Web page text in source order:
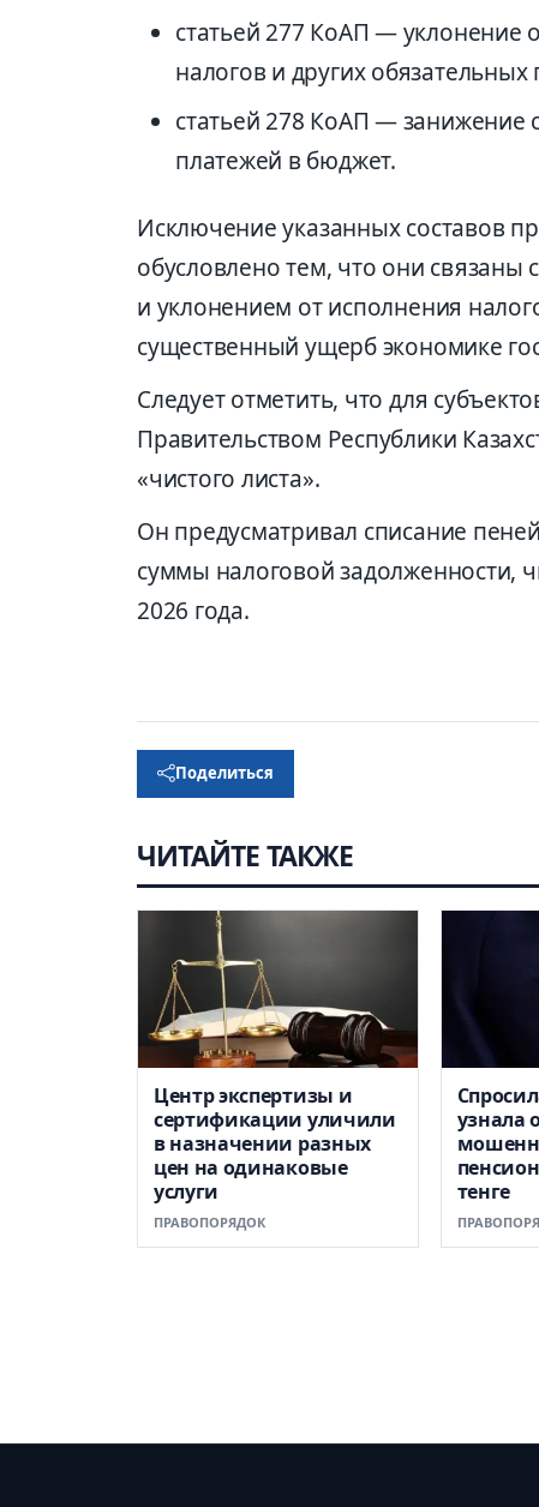
статьей 277 КоАП — уклонение
налогов и других
статьей 278 КоАП — занижение
платежей в бюджет.
Исключение указанных составов
обусловлено тем, что они
и уклонением от исполнения
существенный ущерб экономике
Следует отметить, что для
Правительством Республики
«чистого листа».
Он предусматривал списание
суммы налоговой задолженности,
2026 года.
Поделиться
ЧИТАЙТЕ ТАКЖЕ
Центр экспертизы и
сертификации уличили
в назначении разных
цен на одинаковые
услуги
ПРАВОПОРЯДОК
узнала
тенге